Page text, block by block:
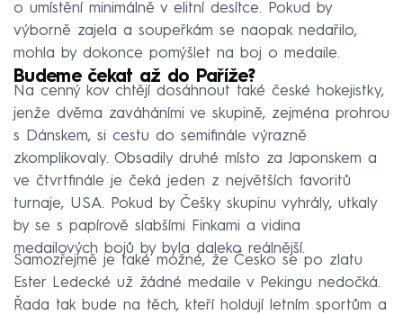
o umístění minimálně v elitní desítce. Pokud by
výborně zajela a soupeřkám se naopak nedařilo,
mohla by dokonce pomýšlet na boj o medaile.
Budeme čekat až do Paříže?
Na cenný kov chtějí dosáhnout také české hokejistky,
jenže dvěma zaváháními ve skupině, zejména prohrou
s Dánskem, si cestu do semifinále výrazně
zkomplikovaly. Obsadily druhé místo za Japonskem a
ve čtvrtfinále je čeká jeden z největších favoritů
turnaje, USA. Pokud by Češky skupinu vyhrály, utkaly
by se s papírově slabšími Finkami a vidina
medailových bojů by byla daleko reálnější.
Samozřejmě je také možné, že Česko se po zlatu
Ester Ledecké už žádné medaile v Pekingu nedočká.
Řada tak bude na těch, kteří holdují letním sportům a